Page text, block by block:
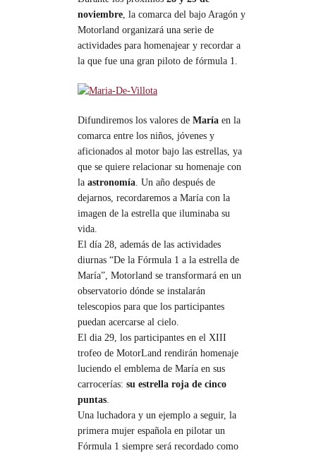
noviembre, la comarca del bajo Aragón y
Motorland organizará una serie de
actividades para homenajear y recordar a
la que fue una gran piloto de fórmula 1.
Difundiremos los valores de María en la
comarca entre los niños, jóvenes y
aficionados al motor bajo las estrellas, ya
que se quiere relacionar su homenaje con
la astronomía. Un año después de
dejarnos, recordaremos a María con la
imagen de la estrella que iluminaba su
vida.
El día 28, además de las actividades
diurnas “De la Fórmula 1 a la estrella de
María”, Motorland se transformará en un
observatorio dónde se instalarán
telescopios para que los participantes
puedan acercarse al cielo.
El dia 29, los participantes en el XIII
trofeo de MotorLand rendirán homenaje
luciendo el emblema de María en sus
carrocerías: su estrella roja de cinco
puntas.
Una luchadora y un ejemplo a seguir, la
primera mujer española en pilotar un
Fórmula 1 siempre será recordado como